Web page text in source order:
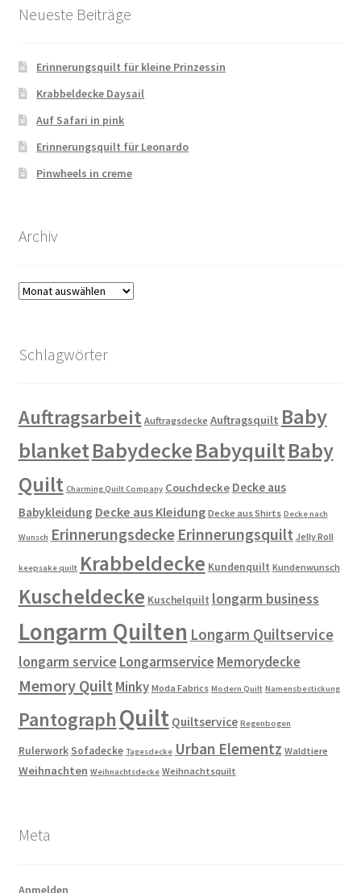
Neueste Beiträge
Erinnerungsquilt für kleine Prinzessin
Krabbeldecke Daysail
Auf Safari in pink
Erinnerungsquilt für Leonardo
Pinwheels in creme
Archiv
Archiv
Schlagwörter
Auftragsarbeit Auftragsdecke Auftragsquilt Baby
blanketBabydeckeBabyquiltBaby
Quilt Charming Quilt Company Couchdecke Decke aus
Babykleidung Decke aus Kleidung Decke aus Shirts Decke nach
Wunsch Erinnerungsdecke Erinnerungsquilt Jelly Roll
keepsake quilt Krabbeldecke Kundenquilt Kundenwunsch
Kuscheldecke Kuschelquilt longarm business
Longarm Quilten Longarm Quiltservice
longarm service Longarmservice Memorydecke
Memory Quilt Minky Moda Fabrics Modern Quilt Namensbestickung
Pantograph Quilt Quiltservice Regenbogen
Rulerwork Sofadecke Tagesdecke Urban Elementz Waldtiere
Weihnachten Weihnachtsdecke Weihnachtsquilt
Meta
Anmelden